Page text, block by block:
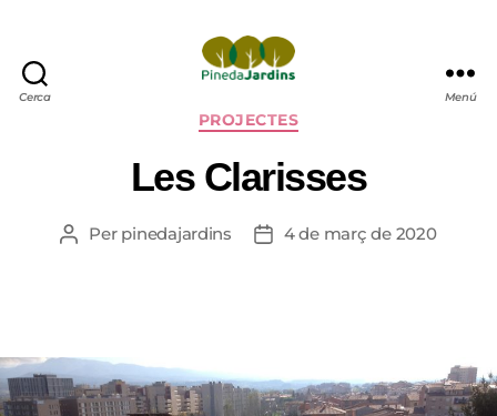
Cerca Menú
Categories
PROJECTES
Les Clarisses
Autor
Per pinedajardins
Data4 de març de 2020